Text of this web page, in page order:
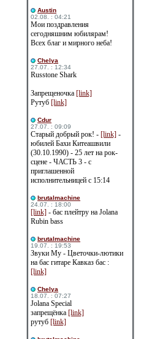
Austin
02.08. : 04:21
Мои поздравления
сегодняшним юбилярам!
Всех благ и мирного неба!
Сhelya
27.07. : 12:34
Russtone Shark
Запрещеночка [link]
Рутуб [link]
Cdur
27.07. : 09:09
Старый добрый рок! - [link] -
юбилей Бахи Китеашвили
(30.10.1990) - 25 лет на рок-
сцене - ЧАСТЬ 3 - с
приглашенной
исполнительницей с 15:14
brutalmachine
24.07. : 18:00
[link] - бас плейтру на Jolana
Rubin bass
brutalmachine
19.07. : 19:53
Звуки Му - Цветочки-лютики
на бас гитаре Кавказ бас :
[link]
Сhelya
18.07. : 07:27
Jolana Special
запрещёнка [link]
рутуб [link]